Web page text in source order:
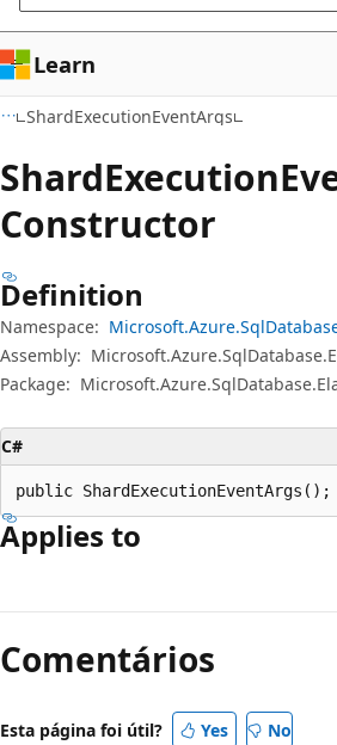
Learn
ShardExecutionEventArgs
ShardExecution
Constructor
Definition
Namespace:
Assembly:
Package:
C#
public ShardExecutionEventArgs();
Applies to
de
leitura
Comentários
Esta página foi útil? Yes No